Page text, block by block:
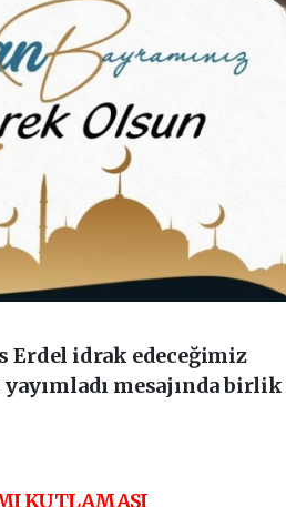
Erdel idrak edeceğimiz
mesajında birlik
KUTLAMASI